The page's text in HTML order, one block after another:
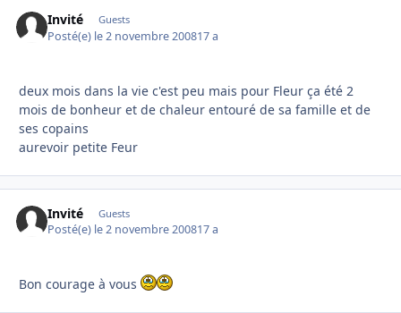
Invité Guests
Posté(e) le 2 novembre 200817 a
deux mois dans la vie c'est peu mais pour Fleur ça été 2
mois de bonheur et de chaleur entouré de sa famille et de
ses copains
aurevoir petite Feur
Invité Guests
Posté(e) le 2 novembre 200817 a
Bon courage à vous